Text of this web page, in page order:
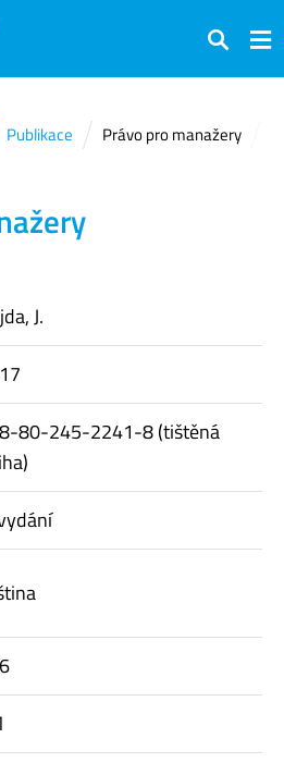
Hledat
Publikace Právo pro manažery
J.
80-245-2241-8 (tištěná